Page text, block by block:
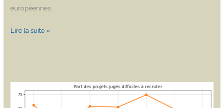
européennes.
Lire la suite »